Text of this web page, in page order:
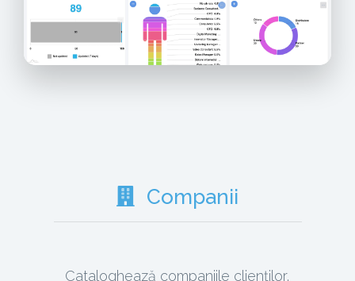
Companii
Cataloghează companiile clienților,